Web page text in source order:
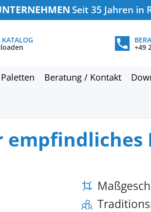
Seit 35 Jahren in
+49
Paletten Beratung / Kontakt
empfindliches